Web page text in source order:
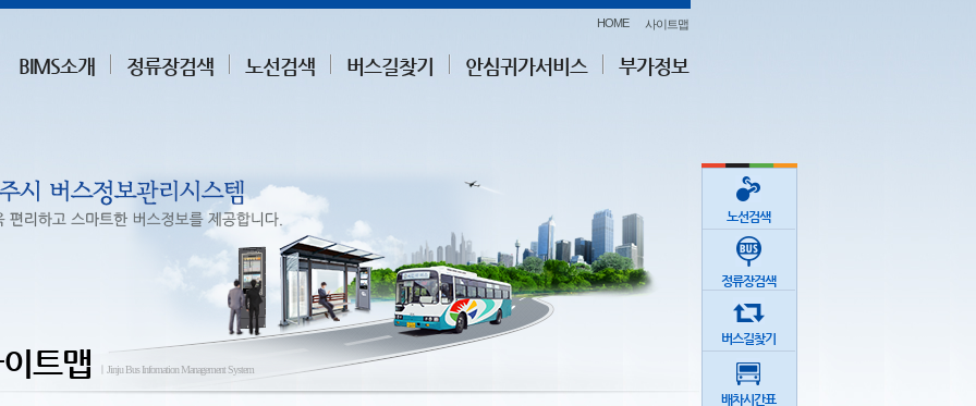
HOME 사이트맵
BIMS소개 정류장검색 노선검색 버스길찾기 안심귀가서비스 부가정보
트맵 ㅣJinju Bus Infomation Management System
노선검색
정류장검색
버스길찾기
배차시간표